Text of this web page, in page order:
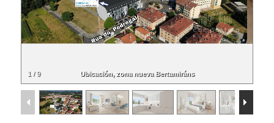
1 / 9 Ubicación, zona nueva Bertamiráns